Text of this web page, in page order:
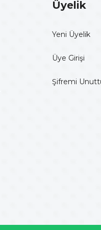
Üyelik
Yeni Üyelik
Üye Girişi
Şifremi